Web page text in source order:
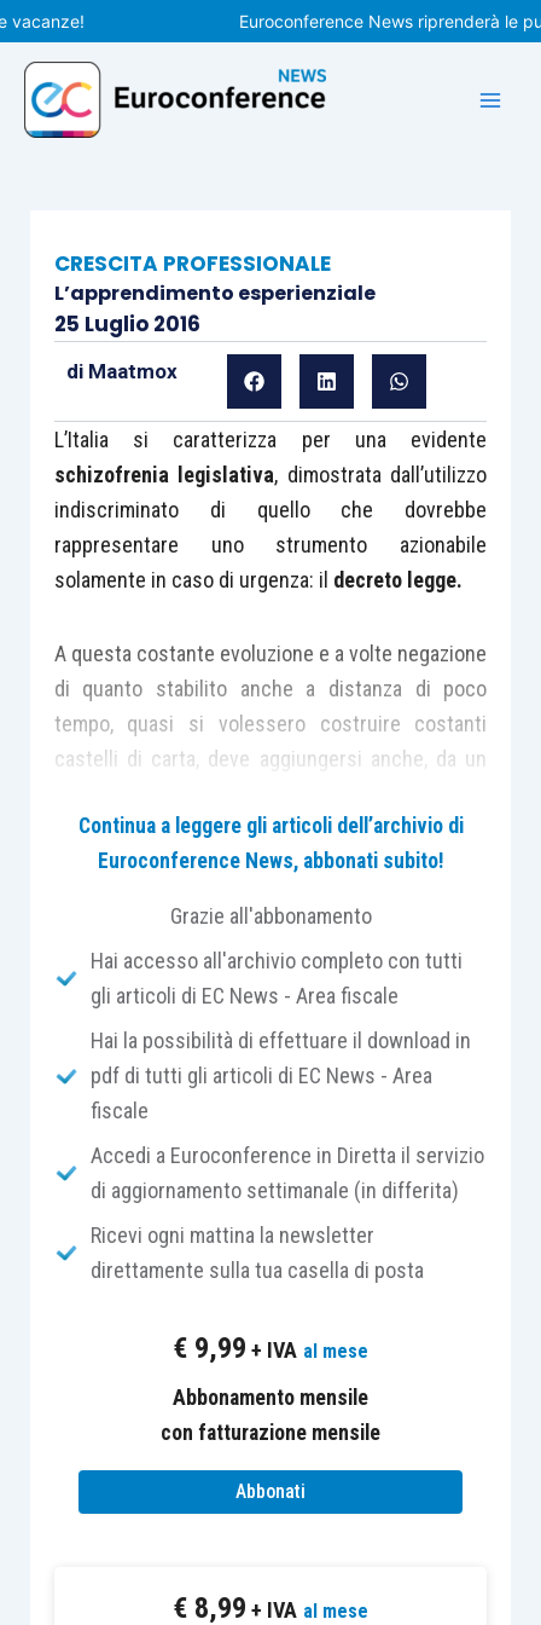
Vai
al
contenuto
Euroconference News riprenderà le
CRESCITA PROFESSIONALE
L’apprendimento esperienziale
25 Luglio 2016
di Maatmox
L’Italia si caratterizza per una evidente
schizofrenia legislativa, dimostrata dall’utilizzo
indiscriminato di quello che dovrebbe
rappresentare uno strumento azionabile
solamente in caso di urgenza: il decreto legge.
A questa costante evoluzione e a volte negazione
di quanto stabilito anche a distanza di poco
tempo, quasi si volessero costruire costanti
castelli di carta, deve aggiungersi anche, da un
a volte criptiche o scritte male e, dall’altro la
giurisprudenza(sia essa di merito o di
Il professionista, quasi come un novello Robinson
Crusoe, si trova a volte in difficoltà in quanto, non
bisogna dimenticarlo, esercita in uno dei Paesi
con lapiù alta percentuale di burocratizzazione
a prescindere dalle tanto sbandierate
semplificazioni e modernizzazioni che nella realtà
elettorali, con conseguenti costanti adempimenti
tax day
Ecco che allora diventa fondamentale sfruttare
appieno il poco tempo che rimane per
aggiornarsi, perché nella professione il detto
non si finisce mai di imparare
Continua a leggere gli articoli dell’archivio di
Euroconference News, abbonati subito!
Grazie all'abbonamento
Hai accesso all'archivio completo con tutti
gli articoli di EC News - Area fiscale
Hai la possibilità di effettuare il download in
pdf di tutti gli articoli di EC News - Area
fiscale
Accedi a Euroconference in Diretta il servizio
di aggiornamento settimanale (in differita)
Ricevi ogni mattina la newsletter
direttamente sulla tua casella di posta
€ 9,99 + IVA al mese
Abbonamento mensile
con fatturazione mensile
Abbonati
€ 8,99 + IVA al mese